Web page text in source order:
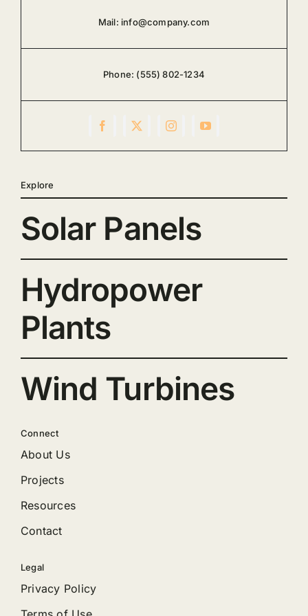
Mail: info@company.com
Phone: (555) 802-1234
Explore
Solar Panels
Hydropower
Plants
Wind Turbines
Connect
About Us
Projects
Resources
Contact
Legal
Privacy Policy